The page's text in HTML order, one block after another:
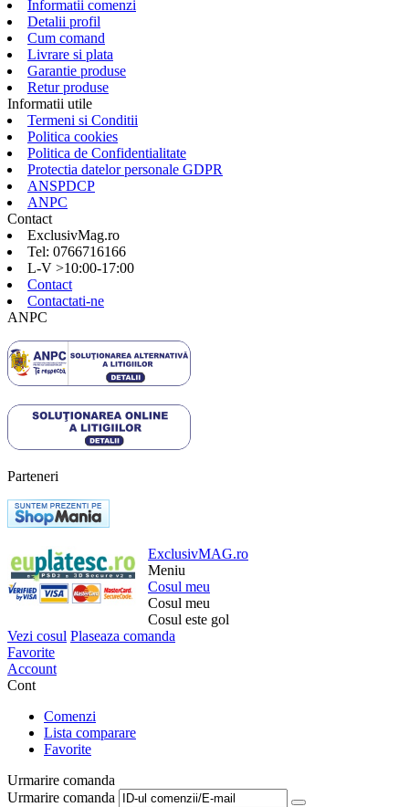
Informatii comenzi
Detalii profil
Cum comand
Livrare si plata
Garantie produse
Retur produse
Informatii utile
Termeni si Conditii
Politica cookies
Politica de Confidentialitate
Protectia datelor personale GDPR
ANSPDCP
ANPC
Contact
ExclusivMag.ro
Tel: 0766716166
L-V >10:00-17:00
Contact
Contactati-ne
ANPC
Parteneri
ExclusivMAG.ro
Meniu
Cosul meu
Cosul meu
Cosul este gol
Vezi cosul Plaseaza comanda
Favorite
Account
Cont
Comenzi
Lista comparare
Favorite
Urmarire comanda
Urmarire comanda